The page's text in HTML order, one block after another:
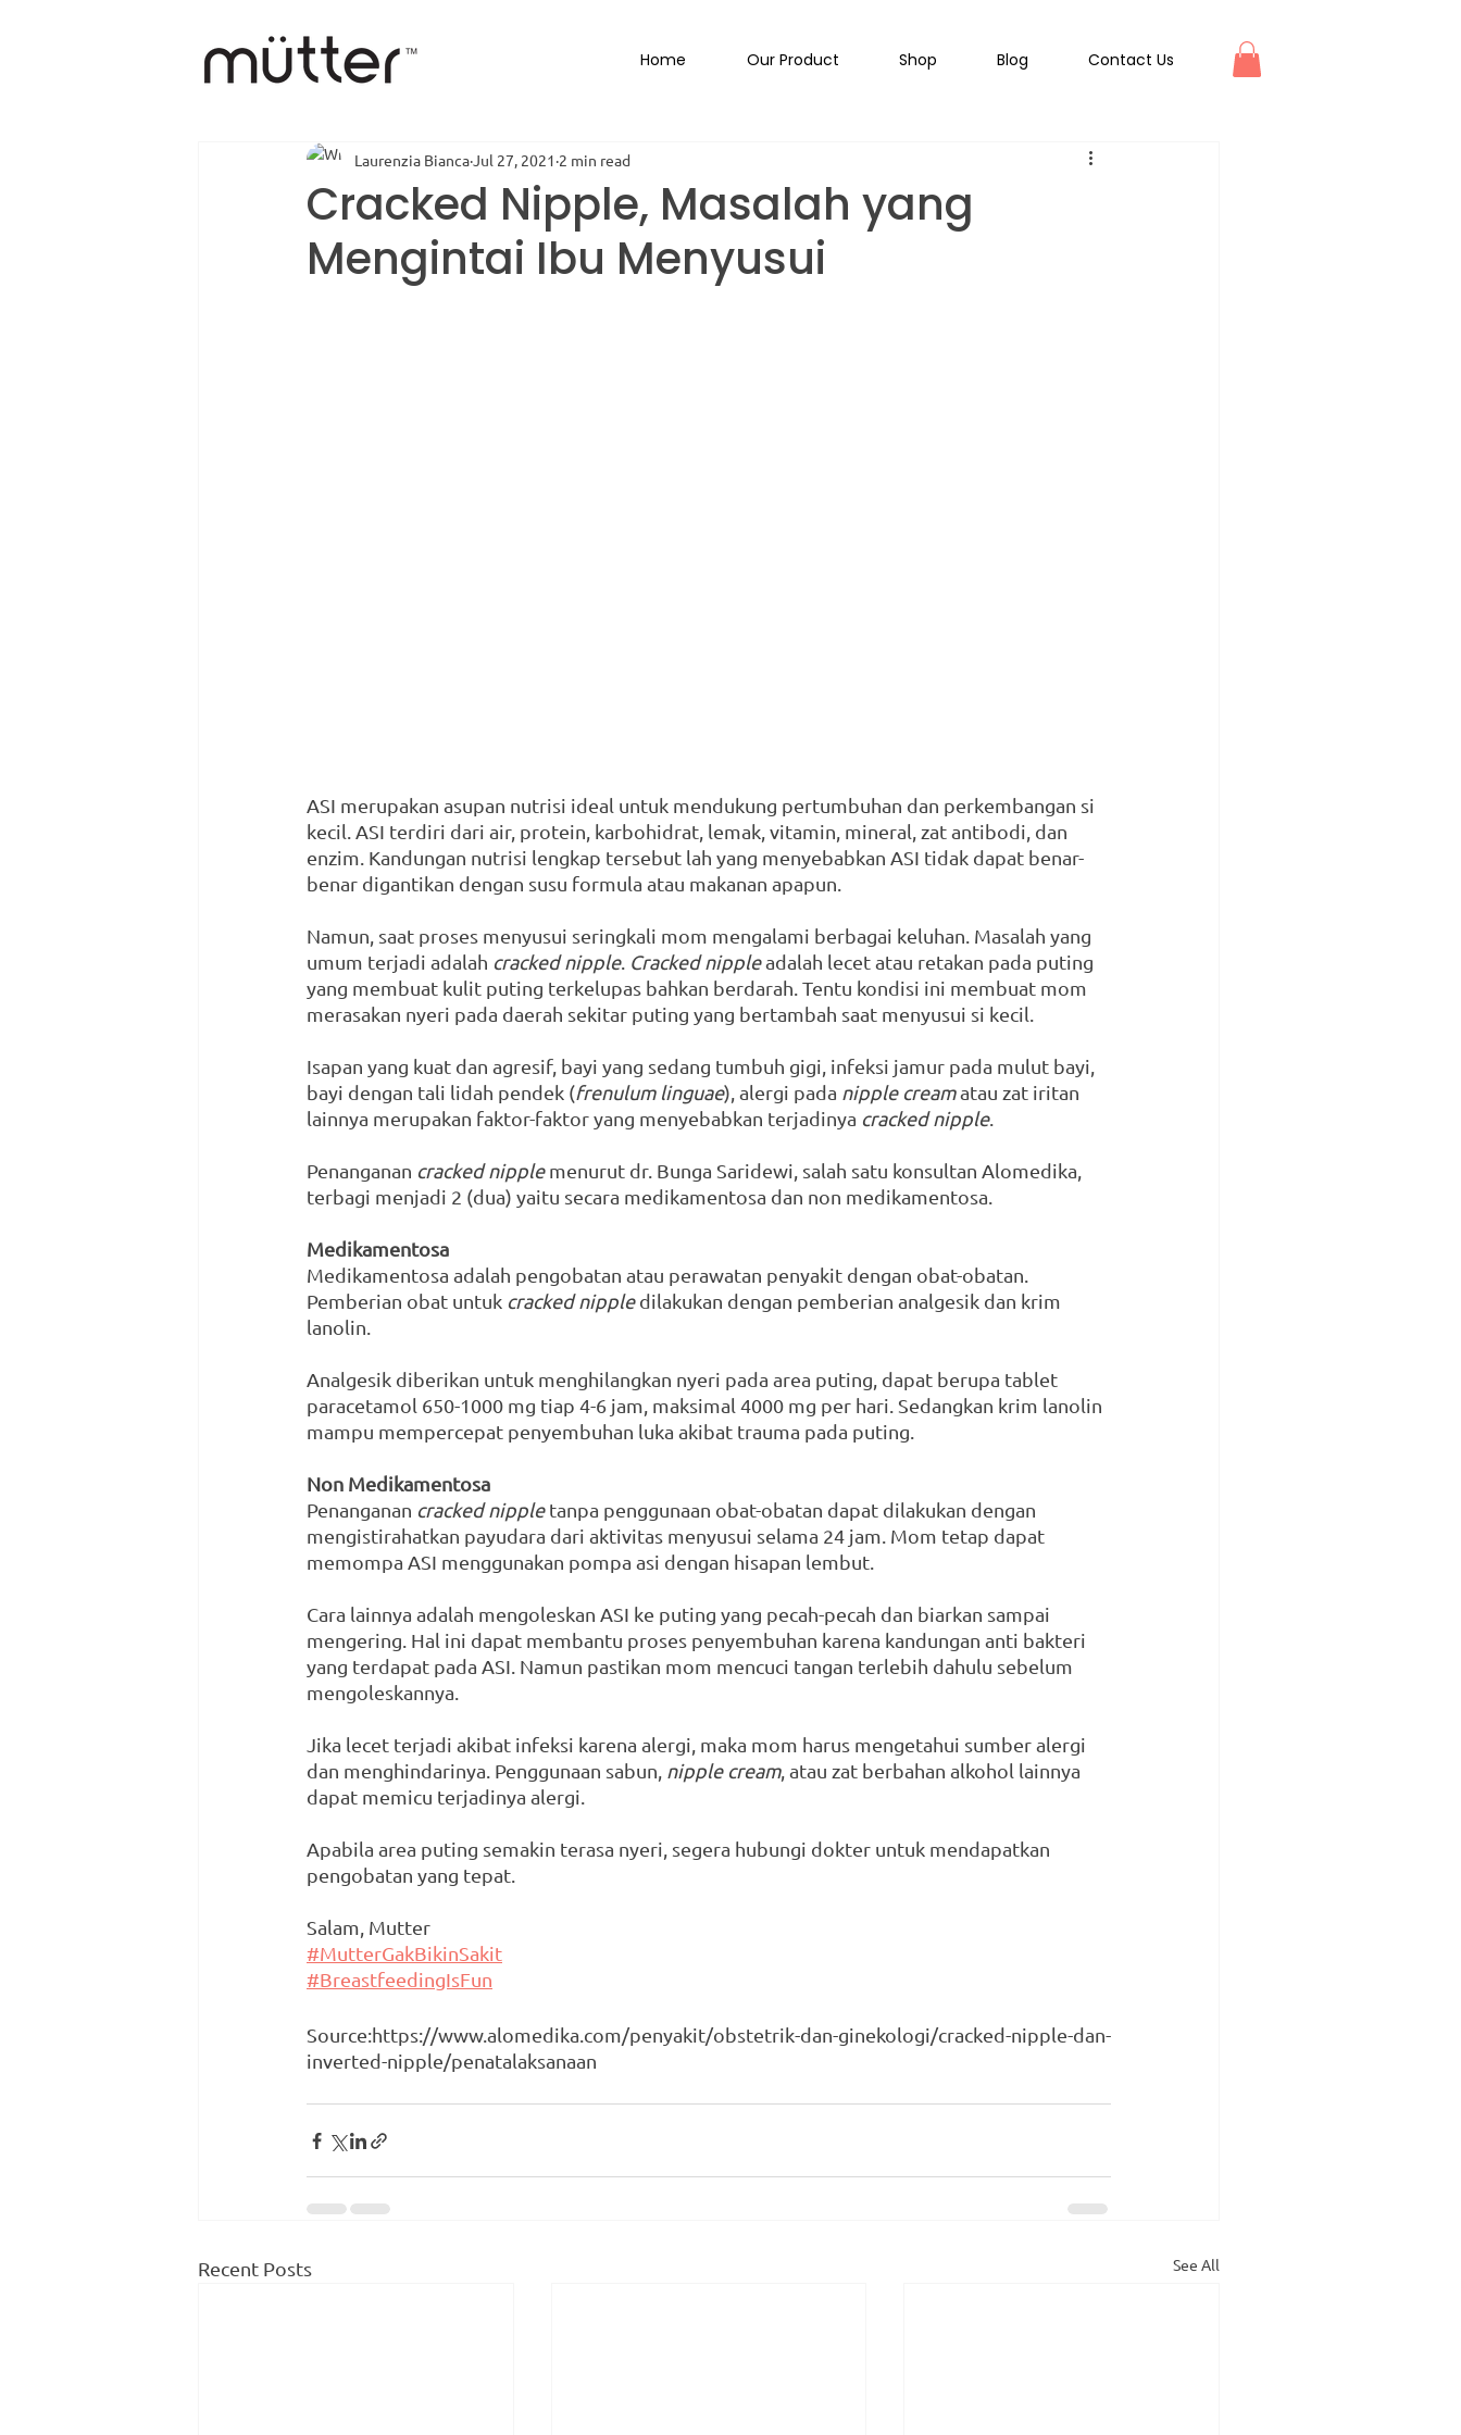
Home Our Product Shop Blog Contact Us
Cracked Nipple, Masalah yang
Mengintai Ibu Menyusui
Laurenzia BiancaJul 27, 2021 2 min read
ASI merupakan asupan nutrisi ideal untuk mendukung pertumbuhan dan perkembangan si
kecil. ASI terdiri dari air, protein, karbohidrat, lemak, vitamin, mineral, zat antibodi, dan
enzim. Kandungan nutrisi lengkap tersebut lah yang menyebabkan ASI tidak dapat benar-
benar digantikan dengan susu formula atau makanan apapun.
Namun, saat proses menyusui seringkali mom mengalami berbagai keluhan. Masalah yang
umum terjadi adalah cracked nipple. Cracked nipple adalah lecet atau retakan pada puting
yang membuat kulit puting terkelupas bahkan berdarah. Tentu kondisi ini membuat mom
merasakan nyeri pada daerah sekitar puting yang bertambah saat menyusui si kecil.
Isapan yang kuat dan agresif, bayi yang sedang tumbuh gigi, infeksi jamur pada mulut bayi,
bayi dengan tali lidah pendek (frenulum linguae), alergi pada nipple cream atau zat iritan
lainnya merupakan faktor-faktor yang menyebabkan terjadinya cracked nipple.
Penanganan cracked nipple menurut dr. Bunga Saridewi, salah satu konsultan Alomedika,
terbagi menjadi 2 (dua) yaitu secara medikamentosa dan non medikamentosa.
Medikamentosa
Medikamentosa adalah pengobatan atau perawatan penyakit dengan obat-obatan.
Pemberian obat untuk cracked nipple dilakukan dengan pemberian analgesik dan krim
lanolin.
Analgesik diberikan untuk menghilangkan nyeri pada area puting, dapat berupa tablet
paracetamol 650-1000 mg tiap 4-6 jam, maksimal 4000 mg per hari. Sedangkan krim lanolin
mampu mempercepat penyembuhan luka akibat trauma pada puting.
Non Medikamentosa
Penanganan cracked nipple tanpa penggunaan obat-obatan dapat dilakukan dengan
mengistirahatkan payudara dari aktivitas menyusui selama 24 jam. Mom tetap dapat
memompa ASI menggunakan pompa asi dengan hisapan lembut.
Cara lainnya adalah mengoleskan ASI ke puting yang pecah-pecah dan biarkan sampai
mengering. Hal ini dapat membantu proses penyembuhan karena kandungan anti bakteri
yang terdapat pada ASI. Namun pastikan mom mencuci tangan terlebih dahulu sebelum
mengoleskannya.
Jika lecet terjadi akibat infeksi karena alergi, maka mom harus mengetahui sumber alergi
dan menghindarinya. Penggunaan sabun, nipple cream, atau zat berbahan alkohol lainnya
dapat memicu terjadinya alergi.
Apabila area puting semakin terasa nyeri, segera hubungi dokter untuk mendapatkan
pengobatan yang tepat.
Salam, Mutter
#MutterGakBikinSakit
#BreastfeedingIsFun
Source:https://www.alomedika.com/penyakit/obstetrik-dan-ginekologi/cracked-nipple-dan-
inverted-nipple/penatalaksanaan
Recent Posts See All